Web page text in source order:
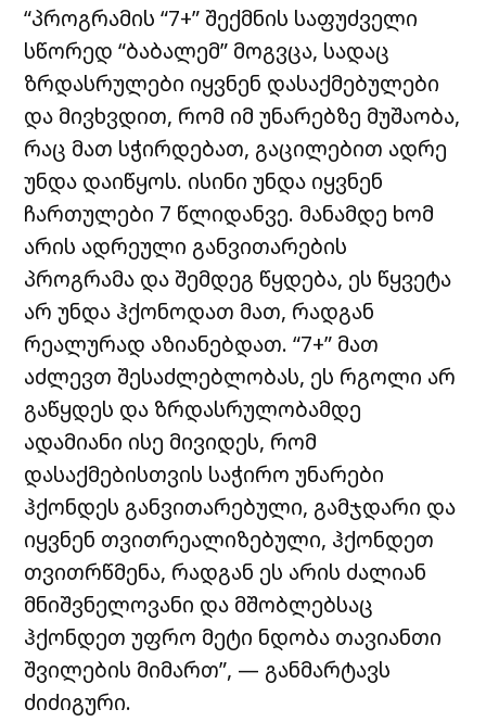
“პროგრამის “7+” შექმნის საფუძველი
სწორედ “ბაბალემ” მოგვცა, სადაც
ზრდასრულები იყვნენ დასაქმებულები
და მივხვდით, რომ იმ უნარებზე მუშაობა,
რაც მათ სჭირდებათ, გაცილებით ადრე
უნდა დაიწყოს. ისინი უნდა იყვნენ
ჩართულები 7 წლიდანვე. მანამდე ხომ
არის ადრეული განვითარების
პროგრამა და შემდეგ წყდება, ეს წყვეტა
არ უნდა ჰქონოდათ მათ, რადგან
რეალურად აზიანებდათ. “7+” მათ
აძლევთ შესაძლებლობას, ეს რგოლი არ
გაწყდეს და ზრდასრულობამდე
ადამიანი ისე მივიდეს, რომ
დასაქმებისთვის საჭირო უნარები
ჰქონდეს განვითარებული, გამჯდარი და
იყვნენ თვითრეალიზებული, ჰქონდეთ
თვითრწმენა, რადგან ეს არის ძალიან
მნიშვნელოვანი და მშობლებსაც
ჰქონდეთ უფრო მეტი ნდობა თავიანთი
შვილების მიმართ”, — განმარტავს
ძიძიგური.